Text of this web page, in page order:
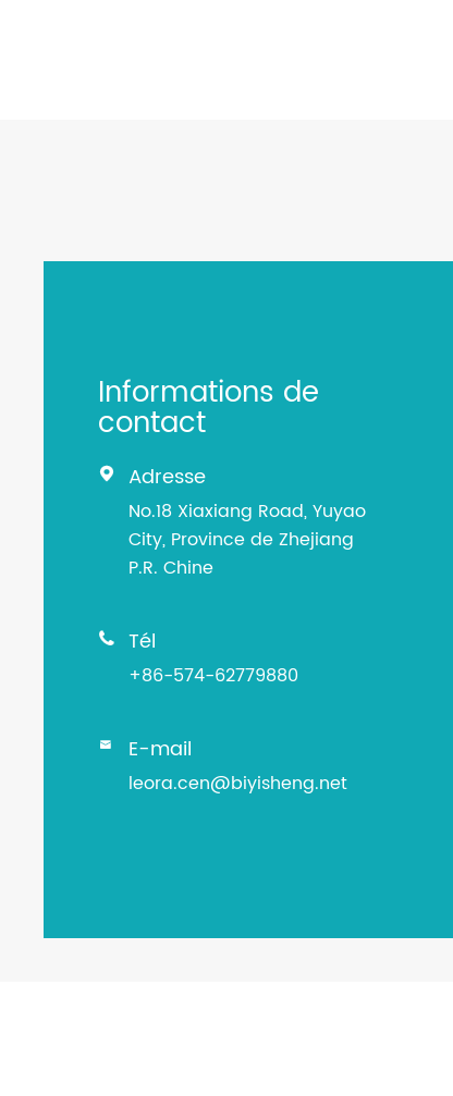
Informations de
contact
 Adresse
No.18 Xiaxiang Road, Yuyao
City, Province de Zhejiang
P.R. Chine
 Tél
+86-574-62779880
 E-mail
leora.cen@biyisheng.net